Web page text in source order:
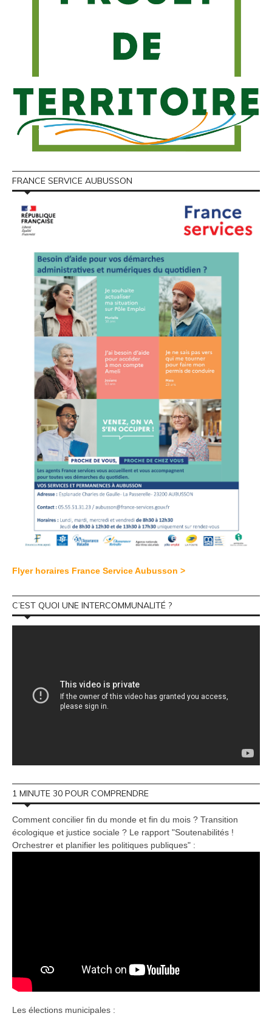
FRANCE SERVICE AUBUSSON
Flyer horaires France Service Aubusson >
C’EST QUOI UNE INTERCOMMUNALITÉ ?
1 MINUTE 30 POUR COMPRENDRE
Comment concilier fin du monde et fin du mois ? Transition
écologique et justice sociale ? Le rapport "Soutenabilités !
Orchestrer et planifier les politiques publiques" :
Les élections municipales :